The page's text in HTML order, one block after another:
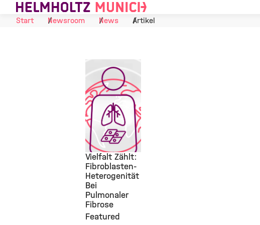
Skip to Content
Start
Newsroom News Artikel
©
Vielfalt Zählt:
Fibroblasten-
Heterogenität
Bei
Pulmonaler
Fibrose
Featured